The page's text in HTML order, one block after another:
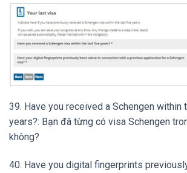
39. Have you received a Schengen within
years?: Bạn đã từng có visa Schengen
không?
40. Have you digital fingerprints